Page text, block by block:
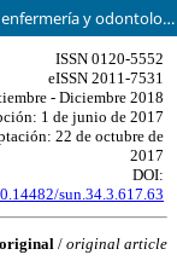
Conocimientos de estudiantes de medicina, enfermería y odontología acerca de la salud bucodental en gestantes. Cali, 2015